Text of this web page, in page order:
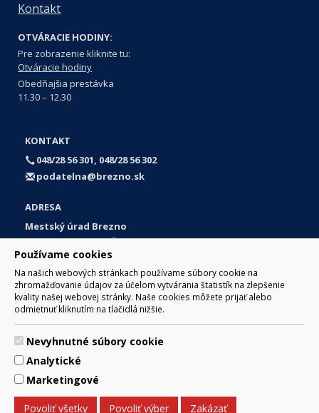
Používame cookies
Na našich webových stránkach používame súbory cookie na
zhromažďovanie údajov za účelom vytvárania štatistík na zlepšenie
kvality našej webovej stránky. Naše cookies môžete prijať alebo
odmietnuť kliknutím na tlačidlá nižšie.
Nevyhnutné súbory cookie
Analytické
Marketingové
Povoliť všetky Povoliť výber Zakázať
Kontakt
OTVÁRACIE HODINY:
Pre zobrazenie kliknite tu:
Otváracie hodiny
Obedňajšia prestávka
11.30 – 12.30
KONTAKT
048/28 56 301, 048/28 56 302
podatelna@brezno.sk
ADRESA
Mestský úrad Brezno
Námestie gen. M. R. Štefánika 1
977 01 Brezno
Slovakia (Slovak Republic)
© 2017 Mesto Brezno, Námestie gen. M. R. Štefánika 1, Brezno
977 01 Tel.: 048/28 56 301, 048/28 56 302 Email:
Za obsah zodpovedá Mesto Brezno. Technický prevádzkovateľ:
Arrabella, s.r.o. , Pod Donátom 12/136 Žiar nad Hronom 965 01